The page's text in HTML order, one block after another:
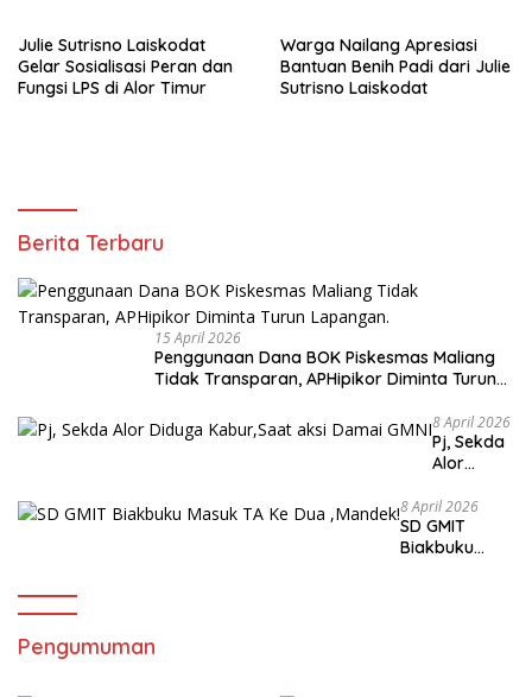
Julie Sutrisno Laiskodat
Gelar Sosialisasi Peran dan
Fungsi LPS di Alor Timur
Warga Nailang Apresiasi
Bantuan Benih Padi dari Julie
Sutrisno Laiskodat
Berita Terbaru
15 April 2026
Penggunaan Dana BOK Piskesmas Maliang
Tidak Transparan, APHipikor Diminta Turun
8 April 2026
Pj, Sekda
Alor
Kabur,Sa
at aksi
Damai
8 April 2026
SD GMIT
Biakbuku
Pengumuman